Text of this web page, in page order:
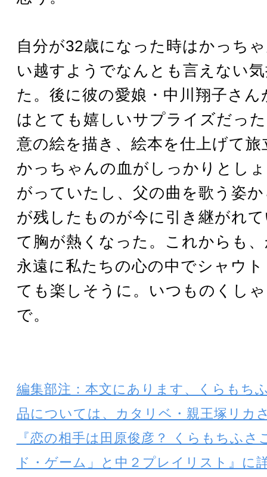
自分が32歳になった時はかっち
い越すようでなんとも言えない
た。後に彼の愛娘・中川翔子さ
はとても嬉しいサプライズだっ
意の絵を描き、絵本を仕上げて
かっちゃんの血がしっかりとし
がっていたし、父の曲を歌う姿
が残したものが今に引き継がれ
て胸が熱くなった。これからも
永遠に私たちの心の中でシャウ
ても楽しそうに。いつものくし
で。
編集部注：本文にあります、くらもち
品については、カタリベ・親王塚リカ
『恋の相手は田原俊彦？ くらもちふさ
ド・ゲーム」と中２プレイリスト』に